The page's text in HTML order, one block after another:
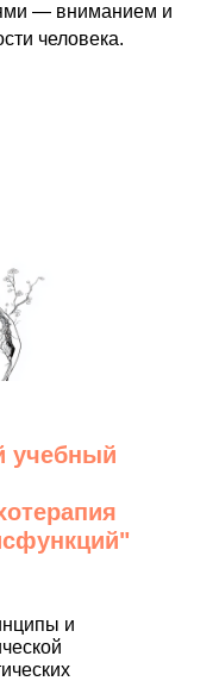
— вниманием и
человека.
учебный
и